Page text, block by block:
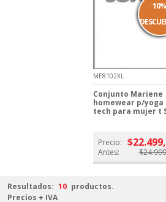
ME8102XL
Conjunto Mariene
homewear p/
tech para mujer t
Precio:
Antes:
10%
Resultados: 10 productos.
Precios + IVA